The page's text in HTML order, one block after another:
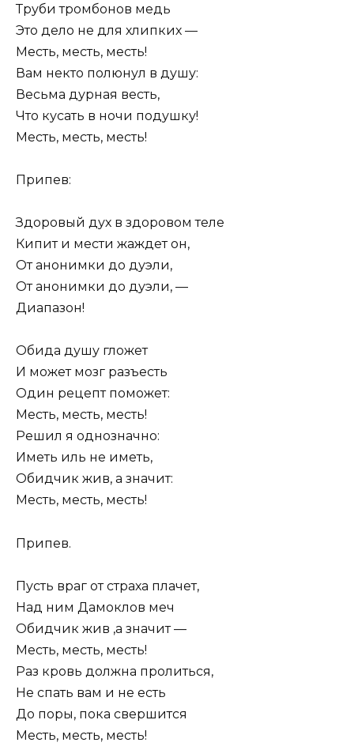
Труби тромбонов медь
Это дело не для хлипких —
Месть, месть, месть!
Вам некто полюнул в душу:
Весьма дурная весть,
Что кусать в ночи подушку!
Месть, месть, месть!
Припев:
Здоровый дух в здоровом теле
Кипит и мести жаждет он,
От анонимки до дуэли,
От анонимки до дуэли, —
Диапазон!
Обида душу гложет
И может мозг разъесть
Один рецепт поможет:
Месть, месть, месть!
Решил я однозначно:
Иметь иль не иметь,
Обидчик жив, а значит:
Месть, месть, месть!
Припев.
Пусть враг от страха плачет,
Над ним Дамоклов меч
Обидчик жив ,а значит —
Месть, месть, месть!
Раз кровь должна пролиться,
Не спать вам и не есть
До поры, пока свершится
Месть, месть, месть!